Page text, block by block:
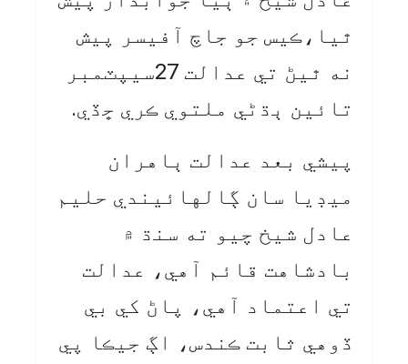
ٿيا،ڪيس جو جاچ آفيسر پيش
نه ٿيڻ تي عدالت 27سيپٽمبر
تائين ٻڌڻي ملتوي ڪري ڇڏي.
پيشي بعد عدالت ٻاهران
ميڊيا سان ڳالهائيندي حليم
عادل شيخ چيو ته سنڌ ۾
بادشاهت قائم آهي، عدالت
تي اعتماد آهي، پاڻ کي بي
ڏوهي ثابت ڪندس، اڳ جيڪا پي